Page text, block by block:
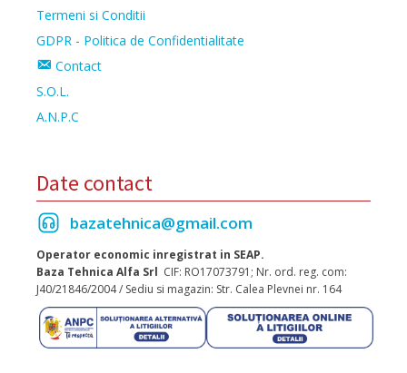
Termeni si Conditii
GDPR - Politica de Confidentialitate
Contact
S.O.L.
A.N.P.C
Date contact
bazatehnica@gmail.com
Operator economic inregistrat in SEAP.
Baza Tehnica Alfa Srl CIF: RO17073791; Nr. ord. reg. com:
J40/21846/2004 / Sediu si magazin: Str. Calea Plevnei nr. 164